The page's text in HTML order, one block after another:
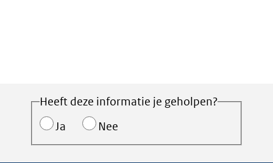
Heeft deze informatie je geholpen?
Ja
Nee